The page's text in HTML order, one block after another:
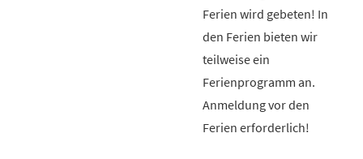
Ferien wird gebeten! In
den Ferien bieten wir
teilweise ein
Ferienprogramm an.
Anmeldung vor den
Ferien erforderlich!